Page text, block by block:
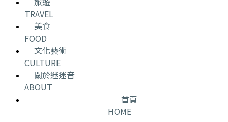
TRAVEL
美食
FOOD
文化藝術
CULTURE
關於迷迷音
ABOUT
首頁
HOME